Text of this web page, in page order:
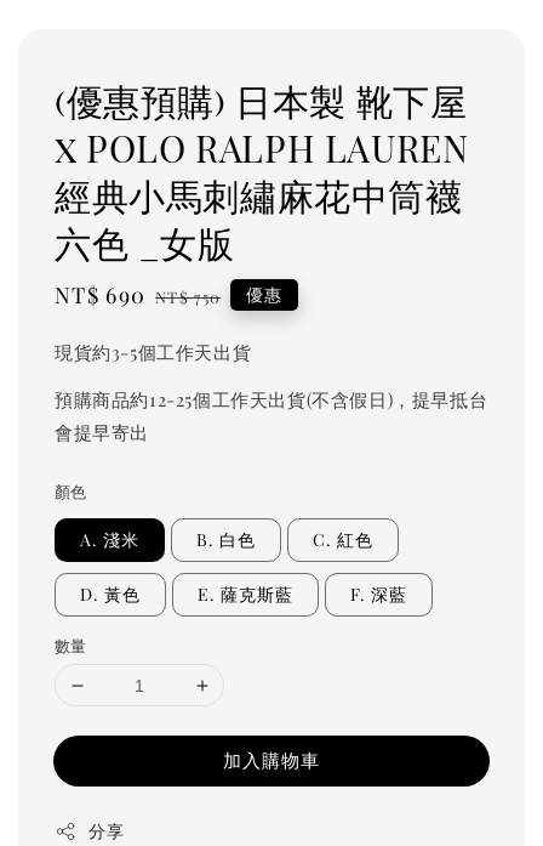
(優惠預購) 日本製 靴下屋
x POLO RALPH LAUREN
經典小馬刺繡麻花中筒襪
六色 _女版
Sale
NT$ 690 Regular
NT$ 750 優惠
現貨約3-5個工作天出貨
預購商品約12-25個工作天出貨(不含假日)，提早抵台
會提早寄出
顏色
A. 淺米 B. 白色 C. 紅色
D. 黃色 E. 薩克斯藍 F. 深藍
數量
加入購物車
分享